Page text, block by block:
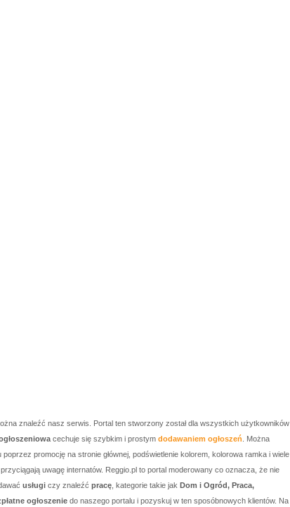
znaleźć nasz serwis. Portal ten stworzony został dla wszystkich użytkowników
cechuje się szybkim i prostym dodawaniem ogłoszeń . Można
promocję na stronie głównej, podświetlenie kolorem, kolorowa ramka i wiele
przyciągają uwagę internatów. Reggio.pl to portal moderowany co oznacza, że nie
usługi czy znaleźć pracę , kategorie takie jak Dom i Ogród, Praca,
ogłoszenie do naszego portalu i pozyskuj w ten sposóbnowych klientów. Na